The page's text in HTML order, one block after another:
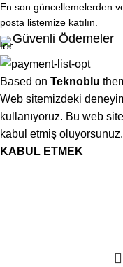
En son güncellemelerden
posta listemize katılın.
Güvenli Ödemeler
Based on Teknoblu
Web sitemizdeki
kullanıyoruz. Bu web
kabul etmiş oluyorsunuz.
KABUL ETMEK